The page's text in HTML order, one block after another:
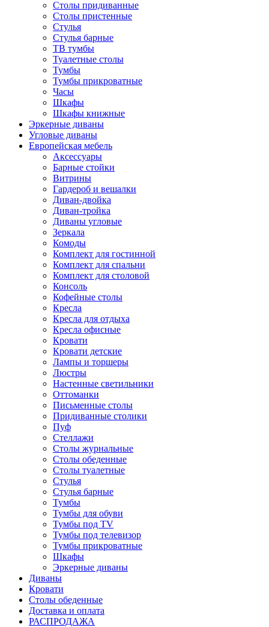
Столы придиванные
Столы пристенные
Стулья
Стулья барные
ТВ тумбы
Туалетные столы
Тумбы
Тумбы прикроватные
Часы
Шкафы
Шкафы книжные
Эркерные диваны
Угловые диваны
Европейская мебель
Аксессуары
Барные стойки
Витрины
Гардероб и вешалки
Диван-двойка
Диван-тройка
Диваны угловые
Зеркала
Комоды
Комплект для гостинной
Комплект для спальни
Комплект для столовой
Консоль
Кофейные столы
Кресла
Кресла для отдыха
Кресла офисные
Кровати
Кровати детские
Лампы и торшеры
Люстры
Настенные светильники
Оттоманки
Письменные столы
Придиванные столики
Пуф
Стеллажи
Столы журнальные
Столы обеденные
Столы туалетные
Стулья
Стулья барные
Тумбы
Тумбы для обуви
Тумбы под TV
Тумбы под телевизор
Тумбы прикроватные
Шкафы
Эркерные диваны
Диваны
Кровати
Столы обеденные
Доставка и оплата
РАСПРОДАЖА